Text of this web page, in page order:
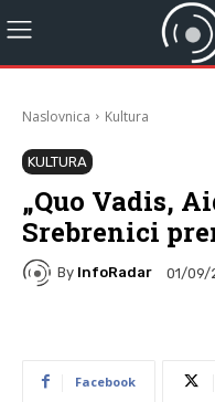
Naslovnica Kultura
KULTURA
„Quo Vadis,
Srebrenici
By InfoRadar 01/09/
Facebook